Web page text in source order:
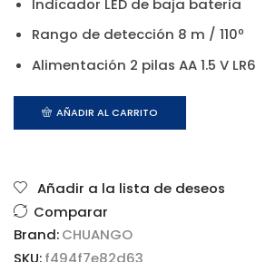
Indicador LED de baja bateria
Rango de detección 8 m / 110º
Alimentación 2 pilas AA 1.5 V LR6
AÑADIR AL CARRITO
Añadir a la lista de deseos
Comparar
Brand:CHUANGO
SKU:f494f7e82d63